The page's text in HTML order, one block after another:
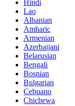
Hindi
Lao
Albanian
Amharic
Armenian
Azerbaijani
Belarusian
Bengali
Bosnian
Bulgarian
Cebuano
Chichewa